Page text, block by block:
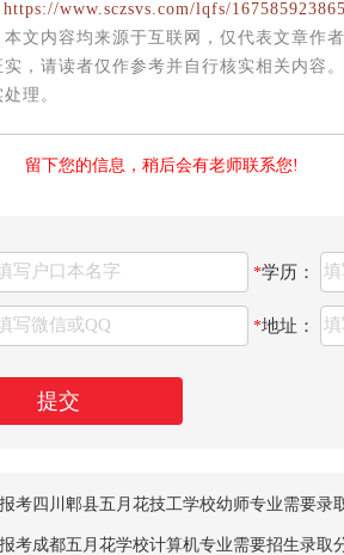
https://www.sczsvs.com/lqfs/
本文内容均来源于互联网，仅代表文章作
实，请读者仅作参考并自行核实相关内容
理。
留下您的信息，稍后会有老师联系您!
*学历：
*地址：
提交
报考四川郫县五月花技工学校幼师专业需要录
报考成都五月花学校计算机专业需要招生录取